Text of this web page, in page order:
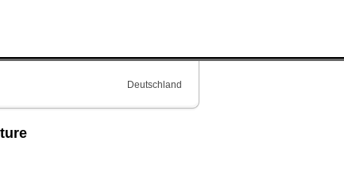
Deutschland